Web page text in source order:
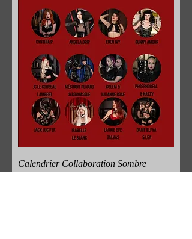
Calendrier Collaboration Sombre